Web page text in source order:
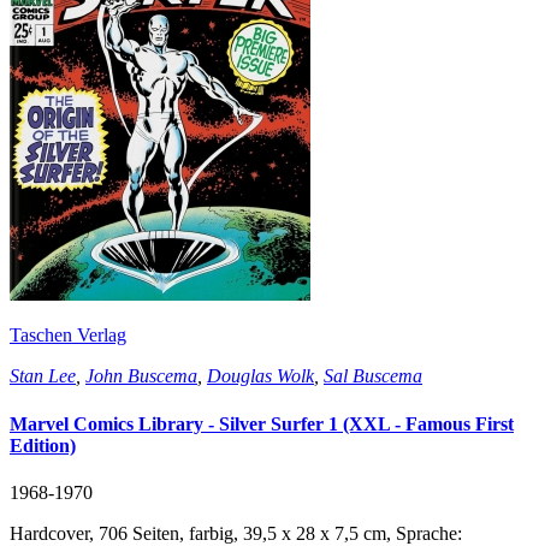
Taschen Verlag
Stan Lee, John Buscema, Douglas Wolk, Sal Buscema
Marvel Comics Library - Silver Surfer 1 (XXL - Famous First
Edition)
1968-1970
Hardcover, 706 Seiten, farbig, 39,5 x 28 x 7,5 cm, Sprache: